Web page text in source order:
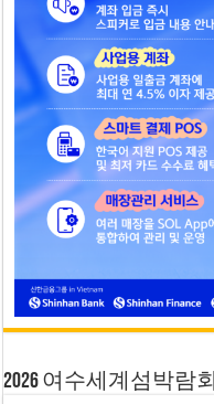
2026 여수세계섬박람회